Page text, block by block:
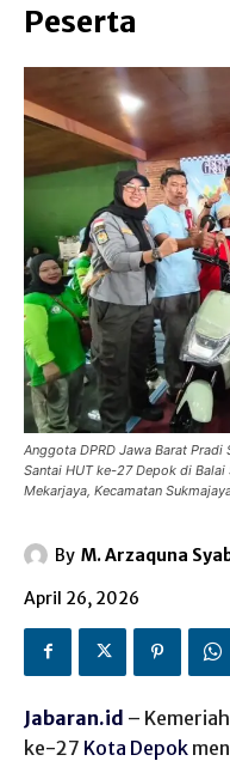
Peserta
Anggota DPRD Jawa Barat
Santai HUT ke-27 Depok di
Mekarjaya, Kecamatan
By M. Arzaquna
April 26, 2026
Jabaran.id –
ke-27 Kota Depok